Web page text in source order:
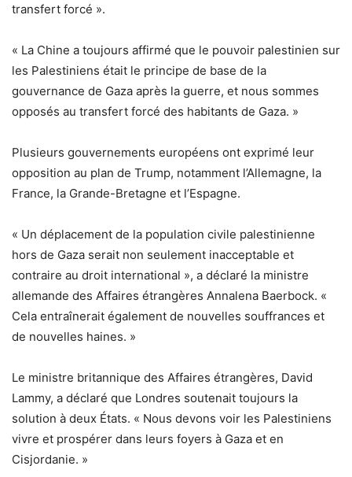
transfert forcé ».
« La Chine a toujours affirmé que le pouvoir palestinien sur
les Palestiniens était le principe de base de la
gouvernance de Gaza après la guerre, et nous sommes
opposés au transfert forcé des habitants de Gaza. »
Plusieurs gouvernements européens ont exprimé leur
opposition au plan de Trump, notamment l’Allemagne, la
France, la Grande-Bretagne et l’Espagne.
« Un déplacement de la population civile palestinienne
hors de Gaza serait non seulement inacceptable et
contraire au droit international », a déclaré la ministre
allemande des Affaires étrangères Annalena Baerbock. «
Cela entraînerait également de nouvelles souffrances et
de nouvelles haines. »
Le ministre britannique des Affaires étrangères, David
Lammy, a déclaré que Londres soutenait toujours la
solution à deux États. « Nous devons voir les Palestiniens
vivre et prospérer dans leurs foyers à Gaza et en
Cisjordanie. »